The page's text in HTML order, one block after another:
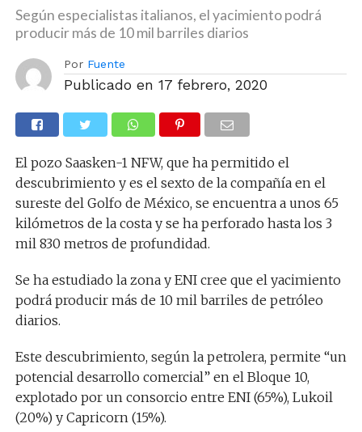
Según especialistas italianos, el yacimiento podrá
producir más de 10 mil barriles diarios
Por Fuente
Publicado en 17 febrero, 2020
El pozo Saasken-1 NFW, que ha permitido el
descubrimiento y es el sexto de la compañía en el
sureste del Golfo de México, se encuentra a unos 65
kilómetros de la costa y se ha perforado hasta los 3
mil 830 metros de profundidad.
Se ha estudiado la zona y ENI cree que el yacimiento
podrá producir más de 10 mil barriles de petróleo
diarios.
Este descubrimiento, según la petrolera, permite “un
potencial desarrollo comercial” en el Bloque 10,
explotado por un consorcio entre ENI (65%), Lukoil
(20%) y Capricorn (15%).